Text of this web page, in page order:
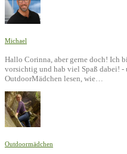
Michael
Hallo Corinna, aber gerne doch! Ich
vorsichtig und hab viel Spaß dabei! -
OutdoorMädchen lesen, wie…
Outdoormädchen